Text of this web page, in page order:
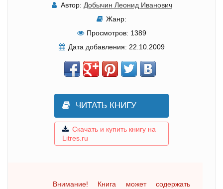
Автор: Добычин Леонид Иванович
Жанр:
Просмотров: 1389
Дата добавления: 22.10.2009
ЧИТАТЬ КНИГУ
Скачать и купить книгу на
Litres.ru
Внимание! Книга может содержать